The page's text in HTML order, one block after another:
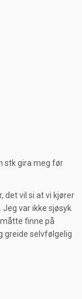
stk gira meg før
det vil si at vi kjører
var ikke sjøsyk
finne på
greide selvfølgelig